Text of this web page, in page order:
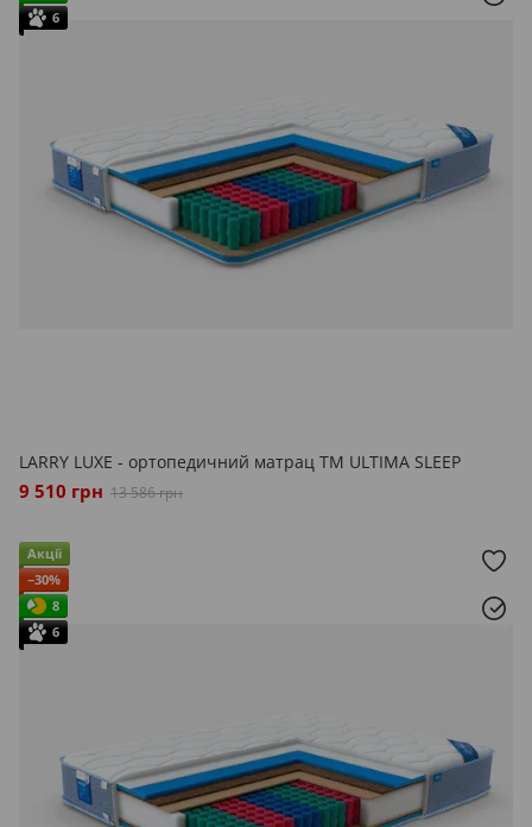
6
LARRY LUXE - ортопедичний матрац ТМ ULTIMA SLEEP
9 510 грн 13 586 грн
Акції
−30%
8
6